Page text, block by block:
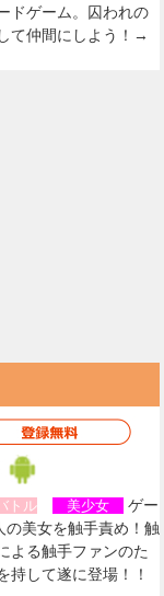
ドゲーム。囚われの
て仲間にしよう！→
トル 美少女
ゲー
の美女を触手責め！触
よる触手ファンのた
持して遂に登場！！